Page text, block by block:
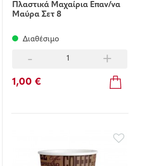
Πλαστικά Μαχαίρια Επαν/να
Μαύρα Σετ 8
Διαθέσιμο
- +
1,00 €